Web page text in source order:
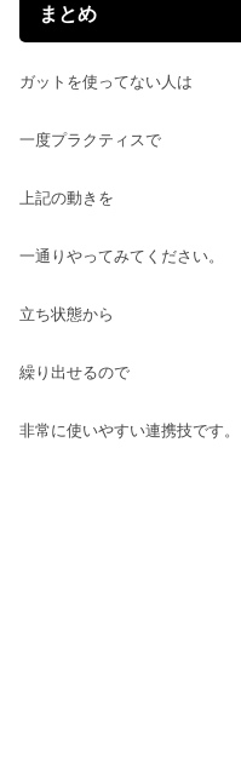
まとめ
ガットを使ってない人は
一度プラクティスで
上記の動きを
一通りやってみてください。
立ち状態から
繰り出せるので
非常に使いやすい連携技です。